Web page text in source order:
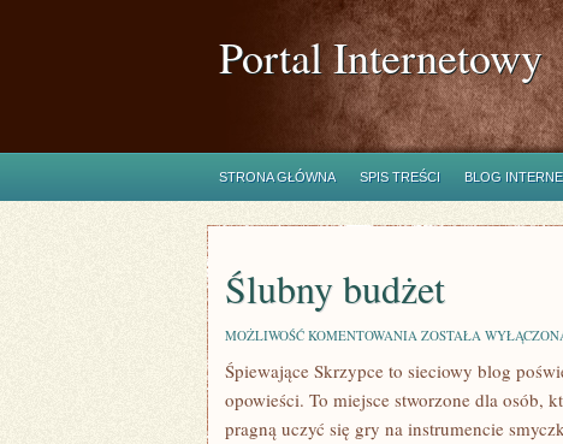
Portal Internetowy
STRONA GŁÓWNA SPIS TREŚCI BLOG
Ślubny budżet
MOŻLIWOŚĆ KOMENTOWANIA ŚLUBNY
ZOSTAŁA
Śpiewające Skrzypce to sieciowy blog
opowieści. To miejsce stworzone dla osób,
pragną uczyć się gry na instrumencie